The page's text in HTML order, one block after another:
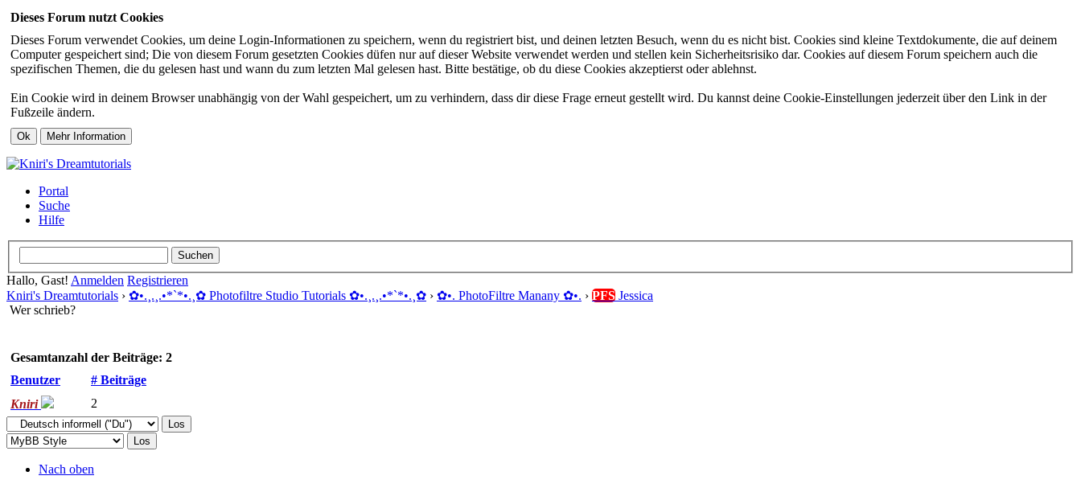
Dieses Forum nutzt Cookies
Dieses Forum verwendet Cookies, um deine Login-Informationen zu speichern, wenn du registriert bist, und deinen letzten Besuch, wenn du es nicht bist. Cookies sind kleine Textdokumente, die auf deinem
Computer gespeichert sind; Die von diesem Forum gesetzten Cookies düfen nur auf dieser Website verwendet werden und stellen kein Sicherheitsrisiko dar. Cookies auf diesem Forum speichern auch die
spezifischen Themen, die du gelesen hast und wann du zum letzten Mal gelesen hast. Bitte bestätige, ob du diese Cookies akzeptierst oder ablehnst.
Ein Cookie wird in deinem Browser unabhängig von der Wahl gespeichert, um zu verhindern, dass dir diese Frage erneut gestellt wird. Du kannst deine Cookie-Einstellungen jederzeit über den Link in der
Fußzeile ändern.
Portal
Suche
Hilfe
Hallo, Gast! Anmelden Registrieren
Kniri's Dreamtutorials › ✿ •.¸.¸.•*`*•.¸✿ Photofiltre Studio Tutorials ✿ •.¸.¸.•*`*•.¸✿ › ✿ •. PhotoFiltre Manany ✿ •. › PFS Jessica
Wer schrieb?
Gesamtanzahl der Beiträge: 2
Benutzer
# Beiträge
Kniri
2
Nach oben